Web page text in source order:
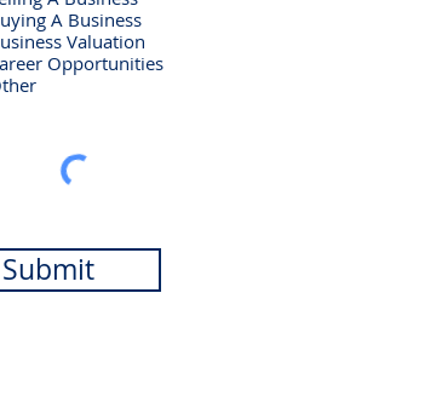
A Business
Valuation
Opportunities
Submit